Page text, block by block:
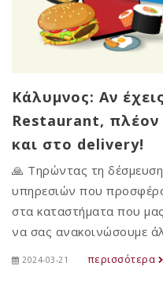
Κάλυμνος: Αν
Restaurant, πλέον
και στο delivery!
🙏 Τηρώντας τη
υπηρεσιών που
στα καταστήματα που
να σας ανακοινώσουμε
2024-03-21 περισσότερα